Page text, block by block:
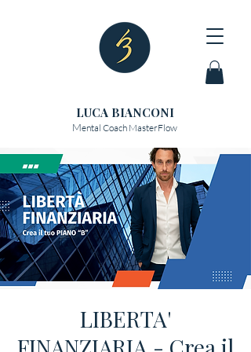
LUCA BIANCONI
Mental Coach MasterFlow
LIBERTA'